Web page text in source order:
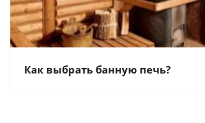
Как выбрать банную печь?